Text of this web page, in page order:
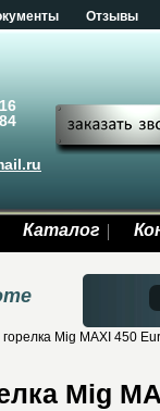
Отзывы
Каталог
Mig MAXI 450
Mig